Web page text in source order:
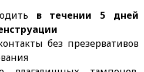
в течении 5 дней
без презервативов